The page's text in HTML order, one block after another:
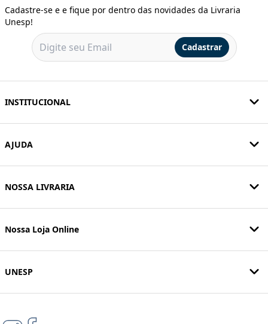
Cadastre-se e e fique por dentro das novidades da Livraria
Unesp!
Cadastrar
INSTITUCIONAL
AJUDA
NOSSA LIVRARIA
Nossa Loja Online
UNESP